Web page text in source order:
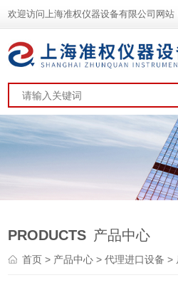
欢迎访问上海准权仪器设备有限公司网站
PRODUCTS 产品中心
首页> 产品中心 >代理进口设备 >